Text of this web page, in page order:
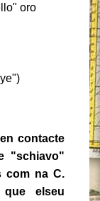
oro
contacte
"schiavo"
com na C.
elseu